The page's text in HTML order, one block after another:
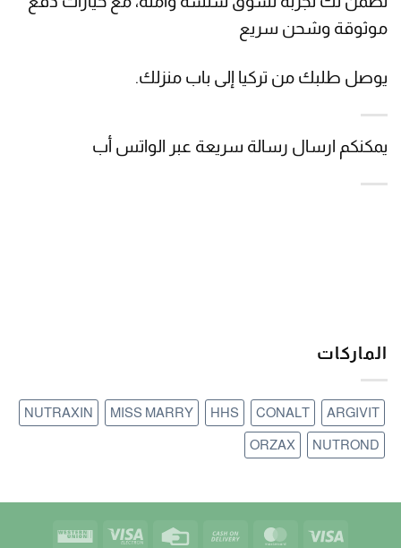
موثوقة وشحن سريع
يوصل طلبك من تركيا إلى باب منزلك.
يمكنكم ارسال رسالة سريعة عبر الواتس أب
الماركات
ARGIVIT
CONALT
HHS
MISS MARRY
NUTRAXIN
NUTROND
ORZAX
Visa
MasterCard
Cash
Credit
Visa
Western